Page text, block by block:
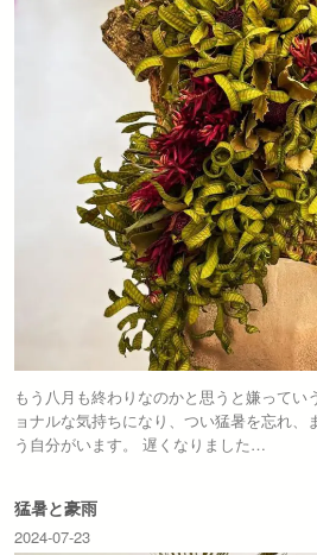
もう八月も終わりなのかと思うと嫌ってい
ョナルな気持ちになり、つい猛暑を忘れ
う自分がいます。 遅くなりました…
猛暑と豪雨
2024-07-23